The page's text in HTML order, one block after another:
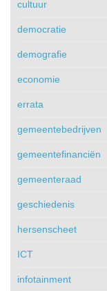
cultuur
democratie
demografie
economie
errata
gemeentebedrijven
gemeentefinanciën
gemeenteraad
geschiedenis
hersenscheet
ICT
infotainment